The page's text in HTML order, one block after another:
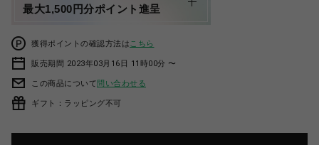
最大1,500円分ポイント進呈
獲得ポイントの確認方法は こちら
販売期間 2023年03月16日 11時00分 〜
この商品について問い合わせる
ギフト：ラッピング不可